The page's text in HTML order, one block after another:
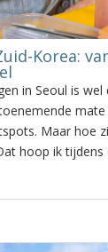
Korea:
in Seoul is
Maar hoe
hoop ik